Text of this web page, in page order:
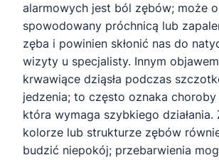
alarmowych jest ból zębów; może
spowodowany próchnicą lub
zęba i powinien skłonić nas do
wizyty u specjalisty. Innym
krwawiące dziąsła podczas
jedzenia; to często oznaka
która wymaga szybkiego działania.
kolorze lub strukturze zębów
budzić niepokój; przebarwienia